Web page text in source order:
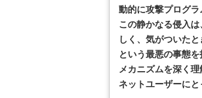
動的に攻撃プログラ
この静かなる侵入
しく、気がついた
という最悪の事態
メカニズムを深く
ネットユーザーにと